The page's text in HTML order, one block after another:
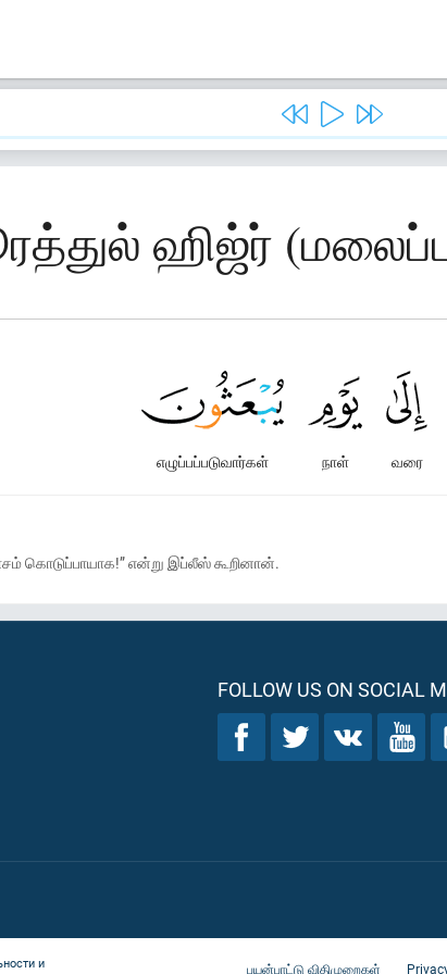
ஹிஜ்ர்
வரை
நாள்
எழுப்பப்படுவார்கள்
கொடுப்பாயாக!” என்று இப்லீஸ் கூறினான்.
FOLLOW US ON SOCIAL
и
பயன்பாட்டு விதிமுறைகள்